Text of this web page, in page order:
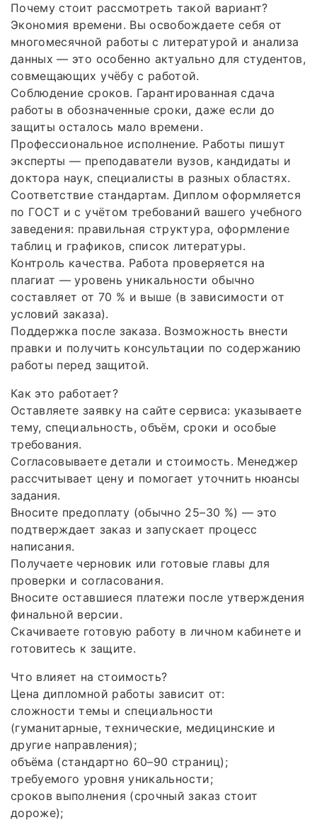
Почему стоит рассмотреть такой вариант?
Экономия времени. Вы освобождаете себя от
многомесячной работы с литературой и анализа
данных — это особенно актуально для студентов,
совмещающих учёбу с работой.
Соблюдение сроков. Гарантированная сдача
работы в обозначенные сроки, даже если до
защиты осталось мало времени.
Профессиональное исполнение. Работы пишут
эксперты — преподаватели вузов, кандидаты и
доктора наук, специалисты в разных областях.
Соответствие стандартам. Диплом оформляется
по ГОСТ и с учётом требований вашего учебного
заведения: правильная структура, оформление
таблиц и графиков, список литературы.
Контроль качества. Работа проверяется на
плагиат — уровень уникальности обычно
составляет от 70 % и выше (в зависимости от
условий заказа).
Поддержка после заказа. Возможность внести
правки и получить консультации по содержанию
работы перед защитой.
Как это работает?
Оставляете заявку на сайте сервиса: указываете
тему, специальность, объём, сроки и особые
требования.
Согласовываете детали и стоимость. Менеджер
рассчитывает цену и помогает уточнить нюансы
задания.
Вносите предоплату (обычно 25–30 %) — это
подтверждает заказ и запускает процесс
написания.
Получаете черновик или готовые главы для
проверки и согласования.
Вносите оставшиеся платежи после утверждения
финальной версии.
Скачиваете готовую работу в личном кабинете и
готовитесь к защите.
Что влияет на стоимость?
Цена дипломной работы зависит от:
сложности темы и специальности
(гуманитарные, технические, медицинские и
другие направления);
объёма (стандартно 60–90 страниц);
требуемого уровня уникальности;
сроков выполнения (срочный заказ стоит
дороже);